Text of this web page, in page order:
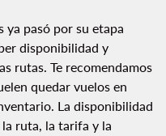
ya pasó por su etapa
disponibilidad y
rutas. Te recomendamos
quedar vuelos en
La disponibilidad
ruta, la tarifa y la